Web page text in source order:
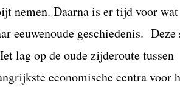
nemen. Daarna is er tijd voor
eeuwenoude geschiedenis. Deze
lag op de oude zijderoute tussen
economische centra voor